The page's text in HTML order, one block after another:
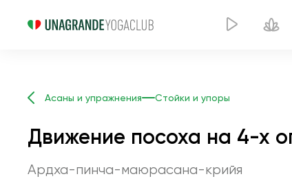
Асаны и упражнения Стойки и упоры
Движение посоха на 4-х
Ардха-пинча-маюрасана-крийя